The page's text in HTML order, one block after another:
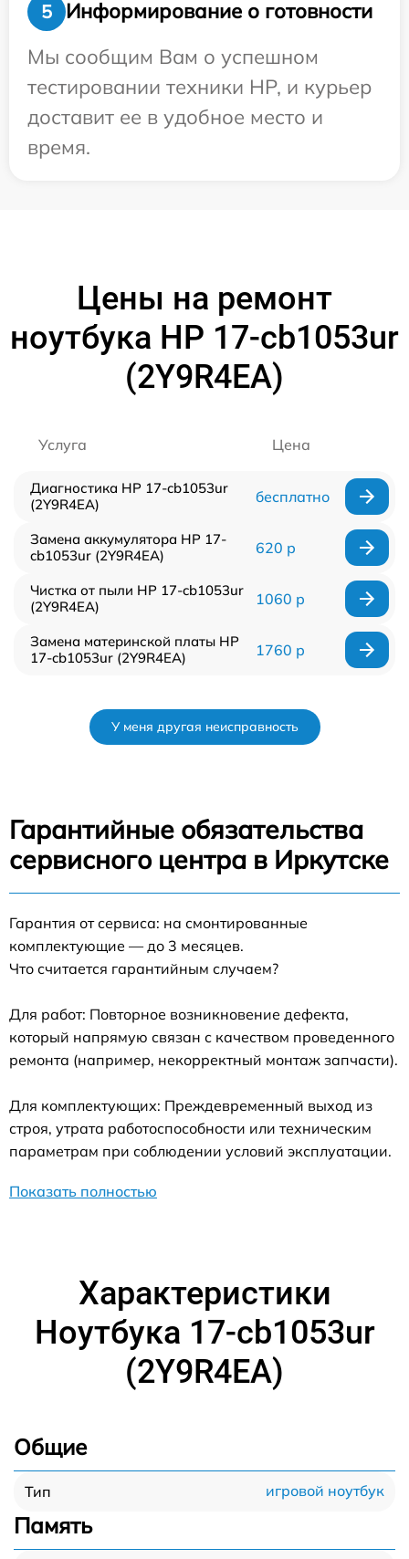
5
Информирование о готовности
Мы сообщим Вам о успешном
тестировании техники HP, и курьер
доставит ее в удобное место и
время.
Цены на ремонт
ноутбука HP 17-cb1053ur
(2Y9R4EA)
Услуга Цена
Диагностика HP 17-cb1053ur
(2Y9R4EA)
бесплатно
Замена аккумулятора HP 17-
cb1053ur (2Y9R4EA)
620 р
Чистка от пыли HP 17-cb1053ur
(2Y9R4EA)
1060 р
Замена материнской платы HP
17-cb1053ur (2Y9R4EA)
1760 р
У меня другая неисправность
Гарантийные обязательства
сервисного центра в Иркутске
Гарантия от сервиса: на смонтированные
комплектующие — до 3 месяцев.
Что считается гарантийным случаем?
Для работ: Повторное возникновение дефекта,
который напрямую связан с качеством проведенного
ремонта (например, некорректный монтаж запчасти).
Для комплектующих: Преждевременный выход из
строя, утрата работоспособности или техническим
параметрам при соблюдении условий эксплуатации.
Показать полностью
Характеристики
Ноутбука 17-cb1053ur
(2Y9R4EA)
Общие
Тип игровой ноутбук
Память